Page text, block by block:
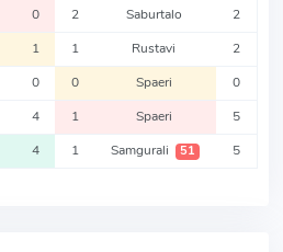
0 2 Saburtalo 2
1 1 Rustavi 2
0 0 Spaeri 0
4 1 Spaeri 5
4 1 Samgurali 51 5